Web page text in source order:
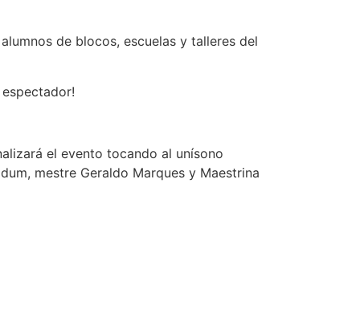
de blocos, escuelas y talleres del
el evento tocando al unísono
mestre Geraldo Marques y Maestrina